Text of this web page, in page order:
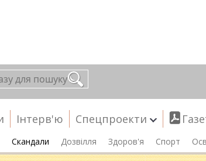
Інтерв'ю Спецпроекти
Скандали Дозвілля Здоров'я Спорт